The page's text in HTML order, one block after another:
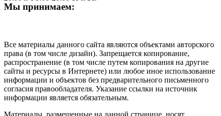
Мы принимаем:
Все материалы данного сайта являются объектами авторского
права (в том числе дизайн). Запрещается копирование,
распространение (в том числе путем копирования на другие
сайты и ресурсы в Интернете) или любое иное использование
информации и объектов без предварительного письменного
согласия правообладателя. Указание ссылки на источник
информации является обязательным.